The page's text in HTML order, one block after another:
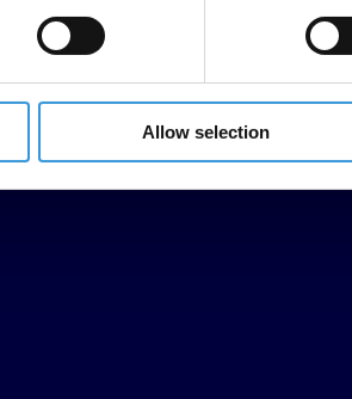
Allow selection